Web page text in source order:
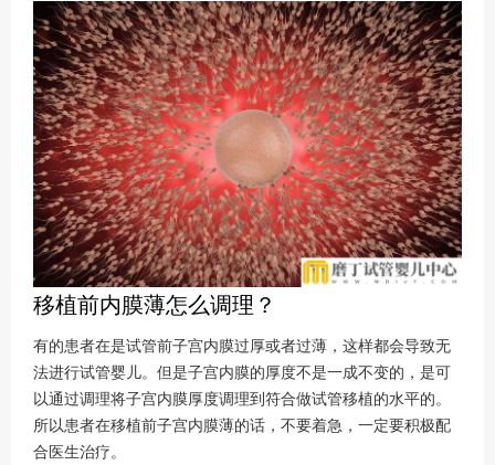
移植前内膜薄怎么调理？
有的患者在是试管前子宫内膜过厚或者过薄，这样都会导致无
法进行试管婴儿。但是子宫内膜的厚度不是一成不变的，是可
以通过调理将子宫内膜厚度调理到符合做试管移植的水平的。
所以患者在移植前子宫内膜薄的话，不要着急，一定要积极配
合医生治疗。